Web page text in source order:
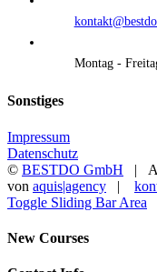
Montag -
Sonstiges
Impressum
Datenschutz
© BESTDO GmbH |
von aquis|agency |
Toggle Sliding Bar Area
New Courses